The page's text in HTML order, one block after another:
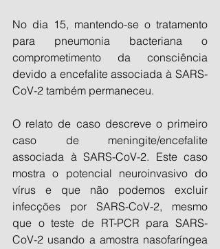
No dia 15, mantendo-se o tratamento
para pneumonia bacteriana o
comprometimento da consciência
devido a encefalite associada à SARS-
CoV-2 também permaneceu.
O relato de caso descreve o primeiro
caso de meningite/encefalite
associada à SARS-CoV-2. Este caso
mostra o potencial neuroinvasivo do
vírus e que não podemos excluir
infecções por SARS-CoV-2, mesmo
que o teste de RT-PCR para SARS-
CoV-2 usando a amostra nasofaríngea